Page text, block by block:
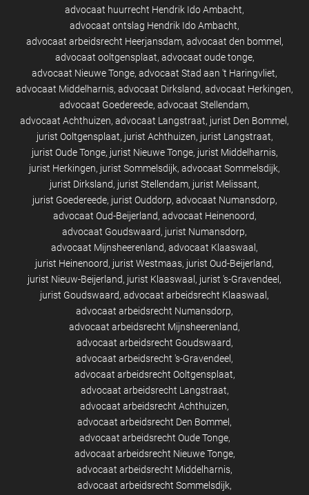
advocaat huurrecht Hendrik Ido Ambacht
advocaat ontslag Hendrik Ido Ambacht
advocaat arbeidsrecht Heerjansdam advocaat den bommel
advocaat ooltgensplaat advocaat oude tonge
advocaat Nieuwe Tonge advocaat Stad aan 't Haringvliet
advocaat Middelharnis advocaat Dirksland advocaat Herkingen
advocaat Goedereede advocaat Stellendam
advocaat Achthuizen advocaat Langstraat jurist Den Bommel
jurist Ooltgensplaat jurist Achthuizen jurist Langstraat
jurist Oude Tonge jurist Nieuwe Tonge jurist Middelharnis
jurist Herkingen jurist Sommelsdijk advocaat Sommelsdijk
jurist Dirksland jurist Stellendam jurist Melissant
jurist Goedereede jurist Ouddorp advocaat Numansdorp
advocaat Oud-Beijerland advocaat Heinenoord
advocaat Goudswaard jurist Numansdorp
advocaat Mijnsheerenland advocaat Klaaswaal
jurist Heinenoord jurist Westmaas jurist Oud-Beijerland
jurist Nieuw-Beijerland jurist Klaaswaal
jurist 's-Gravendeel
jurist Goudswaard advocaat arbeidsrecht Klaaswaal
advocaat arbeidsrecht Numansdorp
advocaat arbeidsrecht Mijnsheerenland
advocaat arbeidsrecht Goudswaard
advocaat arbeidsrecht 's-Gravendeel
advocaat arbeidsrecht Ooltgensplaat
advocaat arbeidsrecht Langstraat
advocaat arbeidsrecht Achthuizen
advocaat arbeidsrecht Den Bommel
advocaat arbeidsrecht Oude Tonge
advocaat arbeidsrecht Nieuwe Tonge
advocaat arbeidsrecht Middelharnis
advocaat arbeidsrecht Sommelsdijk